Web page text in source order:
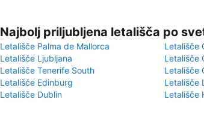
Najbolj priljubljena letališča po
Letališče Palma de Mallorca
Letališče
Letališče Ljubljana
Letališče
Letališče Tenerife South
Letališče
Letališče Edinburg
Letališče
Letališče Dublin
Letališče